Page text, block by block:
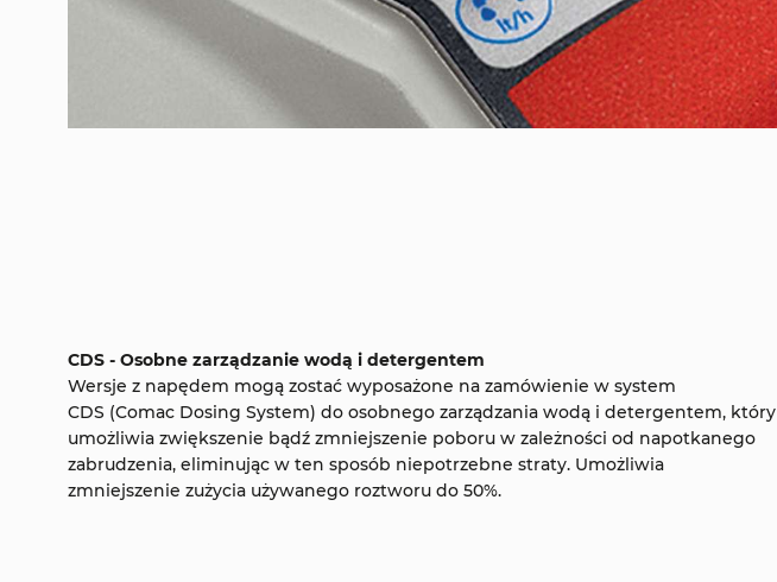
CDS - Osobne zarządzanie wodą i detergentem
Wersje z napędem mogą zostać wyposażone na zamówienie w system
CDS (Comac Dosing System) do osobnego zarządzania wodą i detergentem, który
umożliwia zwiększenie bądź zmniejszenie poboru w zależności od napotkanego
zabrudzenia, eliminując w ten sposób niepotrzebne straty. Umożliwia
zmniejszenie zużycia używanego roztworu do 50%.